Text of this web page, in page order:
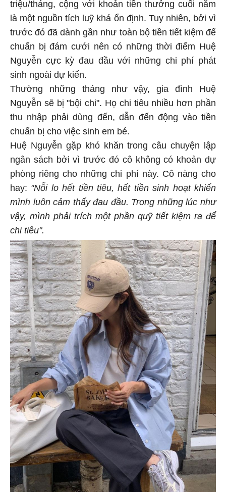
triệu/tháng, cộng với khoản tiền thưởng cuối năm
là một nguồn tích luỹ khá ổn định. Tuy nhiên, bởi vì
trước đó đã dành gần như toàn bộ tiền tiết kiệm để
chuẩn bị đám cưới nên có những thời điểm Huệ
Nguyễn cực kỳ đau đầu với những chi phí phát
sinh ngoài dự kiến.
Thường những tháng như vậy, gia đình Huệ
Nguyễn sẽ bị "bội chi". Họ chi tiêu nhiều hơn phần
thu nhập phải dùng đến, dẫn đến động vào tiền
chuẩn bị cho việc sinh em bé.
Huệ Nguyễn gặp khó khăn trong câu chuyện lập
ngân sách bởi vì trước đó cô không có khoản dự
phòng riêng cho những chi phí này. Cô nàng cho
hay: "Nỗi lo hết tiền tiêu, hết tiền sinh hoạt khiến
mình luôn cảm thấy đau đầu. Trong những lúc như
vậy, mình phải trích một phần quỹ tiết kiệm ra để
chi tiêu".